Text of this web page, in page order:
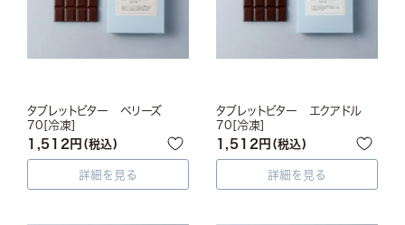
タブレットビター ベリーズ
70[冷凍]
1,512 税込
詳細を見る
タブレットビター エクアドル
70[冷凍]
1,512 税込
詳細を見る